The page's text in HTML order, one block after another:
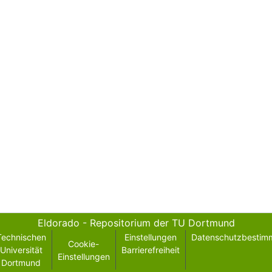
Eldorado - Repositorium der TU Dortmund
Universität
Dortmund
Cookie-
Einstellungen
Einstellungen
Barrierefreiheit